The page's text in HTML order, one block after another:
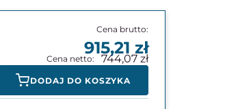
915,21
744,07
DODAJ DO KOSZYKA